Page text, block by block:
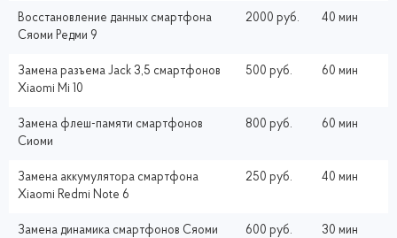
Восстановление данных смартфона
Сяоми Редми 9
2000 руб. 40 мин
Замена разъема Jack 3,5 смартфонов
Xiaomi Mi 10
500 руб. 60 мин
Замена флеш-памяти смартфонов
Сиоми
800 руб. 60 мин
Замена аккумулятора смартфона
Xiaomi Redmi Note 6
250 руб. 40 мин
Замена динамика смартфонов Сяоми 600 руб. 30 мин